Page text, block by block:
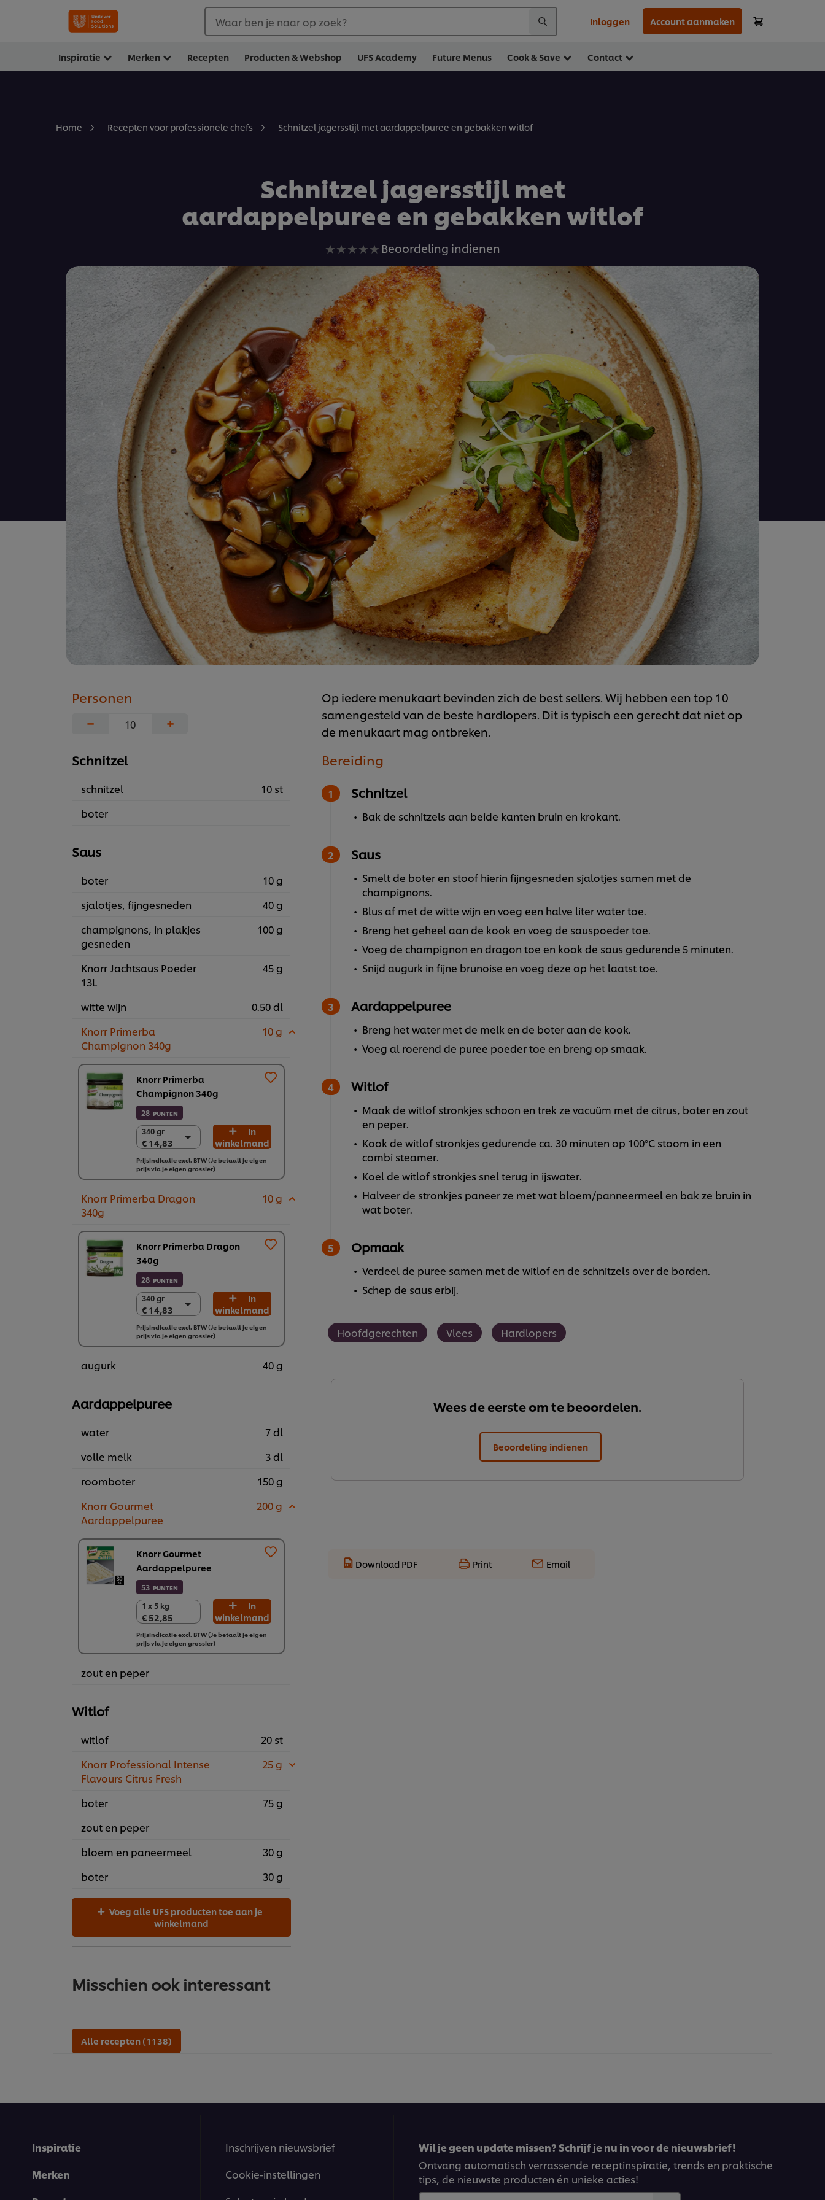
Waar ben je naar op zoek? Inloggen Account aanmaken
Inspiratie Merken Recepten Producten & Webshop UFS Academy Future Menus Cook & Save Contact
Home Recepten voor professionele chefs Schnitzel jagersstijl met aardappelpuree en gebakken witlof
Schnitzel jagersstijl met
aardappelpuree en gebakken witlof
Geen
beoordelingen
ingediend
voor
deze
recipe
Beoordeling indienen
Personen
−
+
Schnitzel
schnitzel
10 st
boter
Saus
boter
10 g
sjalotjes, fijngesneden
40 g
champignons, in plakjes
gesneden
100 g
Knorr Jachtsaus Poeder
13L
45 g
witte wijn
0.50 dl
Knorr Primerba
Champignon 340g
10 g
Knorr Primerba
Champignon 340g
28 PUNTEN
340 gr
€ 14,83
340 gr
€ 14,83
2 x 340 gr
€ 29,66
winkelmand
Prijsindicatie excl. BTW (Je betaalt je eigen
prijs via je eigen grossier)
Knorr Primerba Dragon
340g
10 g
Knorr Primerba Dragon
340g
28 PUNTEN
340 gr
€ 14,83
340 gr
€ 14,83
2 x 340 gr
€ 29,66
winkelmand
Prijsindicatie excl. BTW (Je betaalt je eigen
prijs via je eigen grossier)
augurk 40 g
Aardappelpuree
water
7 dl
volle melk
3 dl
roomboter
150 g
Knorr Gourmet
Aardappelpuree
200 g
Knorr Gourmet
Aardappelpuree
53 PUNTEN
1 x 5 kg
€ 52,85
1 x 5 kg
€ 52,85
winkelmand
Prijsindicatie excl. BTW (Je betaalt je eigen
prijs via je eigen grossier)
zout en peper
Witlof
witlof
20 st
Knorr Professional Intense
Flavours Citrus Fresh
25 g
boter
75 g
zout en peper
bloem en paneermeel
30 g
boter
30 g
winkelmand
Op iedere menukaart bevinden zich de best sellers. Wij hebben een top 10
samengesteld van de beste hardlopers. Dit is typisch een gerecht dat niet op
de menukaart mag ontbreken.
Bereiding
Schnitzel
Bak de schnitzels aan beide kanten bruin en krokant.
Saus
Smelt de boter en stoof hierin fijngesneden sjalotjes samen met de
champignons.
Blus af met de witte wijn en voeg een halve liter water toe.
Breng het geheel aan de kook en voeg de sauspoeder toe.
Voeg de champignon en dragon toe en kook de saus gedurende 5 minuten.
Snijd augurk in fijne brunoise en voeg deze op het laatst toe.
Aardappelpuree
Breng het water met de melk en de boter aan de kook.
Voeg al roerend de puree poeder toe en breng op smaak.
Witlof
Maak de witlof stronkjes schoon en trek ze vacuüm met de citrus, boter en zout
en peper.
Kook de witlof stronkjes gedurende ca. 30 minuten op 100°C stoom in een
combi steamer.
Koel de witlof stronkjes snel terug in ijswater.
Halveer de stronkjes paneer ze met wat bloem/panneermeel en bak ze bruin in
wat boter.
Opmaak
Verdeel de puree samen met de witlof en de schnitzels over de borden.
Schep de saus erbij.
Hoofdgerechten Vlees Hardlopers
Wees de eerste om te beoordelen.
Beoordeling indienen
Download PDF Print Email
Misschien ook interessant
Alle recepten (1138)
Inspiratie
Merken
Inschrijven nieuwsbrief
Cookie-instellingen
Wil je geen update missen? Schrijf je nu in voor de nieuwsbrief!
Ontvang automatisch verrassende receptinspiratie, trends en praktische
tips, de nieuwste producten én unieke acties!